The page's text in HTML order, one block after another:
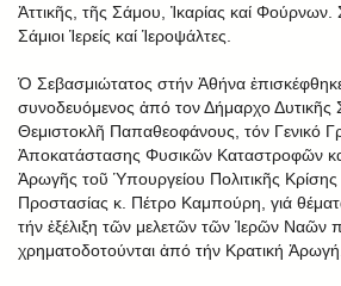
Ἀττικῆς, τῆς Σάμου, Ἰκαρίας καί Φούρνων.
Σάμιοι Ἱερείς καί Ἱεροψάλτες.
Ὁ Σεβασμιώτατος στήν Ἀθήνα
συνοδευόμενος ἀπό τον Δήμαρχο Δυτικῆς
Θεμιστοκλῆ Παπαθεοφάνους, τόν Γενικό
Ἀποκατάστασης Φυσικῶν Καταστροφῶν
Ἀρωγῆς τοῦ Ὑπουργείου Πολιτικῆς Κρίσης
Προστασίας κ. Πέτρο Καμπούρη, γιά
τήν ἐξέλιξη τῶν μελετῶν τῶν Ἱερῶν Ναῶν
χρηματοδοτούνται ἀπό τήν Κρατική Ἀρωγή.